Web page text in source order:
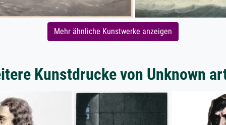
Mehr ähnliche Kunstwerke anzeigen
Kunstdrucke von Unknown